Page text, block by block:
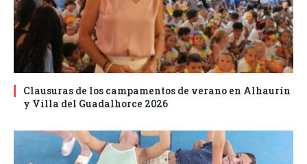
Clausuras de los campamentos de verano en Alhaurín
y Villa del Guadalhorce 2026